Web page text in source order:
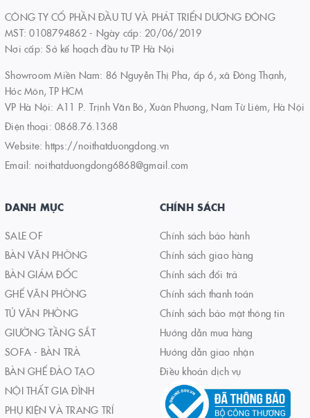
CÔNG TY CỔ PHẦN ĐẦU TƯ VÀ PHÁT TRIỂN DƯƠNG ĐÔNG
MST: 0108794862 - Ngày cấp: 20/06/2019
Nơi cấp: Sở kế hoạch đầu tư TP Hà Nội
Showroom Miền Nam: 86 Nguyễn Thị Pha, ấp 6, xã Đông Thạnh,
Hóc Môn, TP HCM
VP Hà Nội: A11 P. Trịnh Văn Bô, Xuân Phương, Nam Từ Liêm, Hà Nội
Điện thoại: 0868.76.1368
Website: https://noithatduongdong.vn
Email: noithatduongdong6868@gmail.com
DANH MỤC
SALE OF
BÀN VĂN PHÒNG
BÀN GIÁM ĐỐC
GHẾ VĂN PHÒNG
TỦ VĂN PHÒNG
GIƯỜNG TẦNG SẮT
SOFA - BÀN TRÀ
BÀN GHẾ ĐÀO TẠO
NỘI THẤT GIA ĐÌNH
PHỤ KIỆN VÀ TRANG TRÍ
CHÍNH SÁCH
Chính sách bảo hành
Chính sách giao hàng
Chính sách đổi trả
Chính sách thanh toán
Chính sách bảo mật thông tin
Hướng dẫn mua hàng
Hướng dẫn giao nhận
Điều khoản dịch vụ